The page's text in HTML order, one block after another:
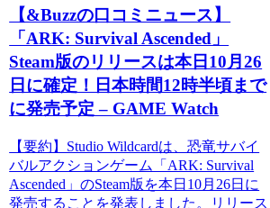
【&Buzzの口コミニュース】
「ARK: Survival Ascended」
Steam版のリリースは本日10月26
日に確定！日本時間12時半頃まで
に発売予定 – GAME Watch
【要約】Studio Wildcardは、恐竜サバイ
バルアクションゲーム「ARK: Survival
Ascended」のSteam版を本日10月26日に
発売することを発表しました。リリース